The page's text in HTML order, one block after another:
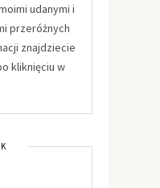
udanymi i
przeróżnych
znajdziecie
kliknięciu w